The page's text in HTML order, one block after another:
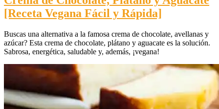
[Receta Vegana Fácil y Rápida]
Buscas una alternativa a la famosa crema de chocolate, avellanas y
azúcar? Esta crema de chocolate, plátano y aguacate es la solución.
Sabrosa, energética, saludable y, además, ¡vegana!